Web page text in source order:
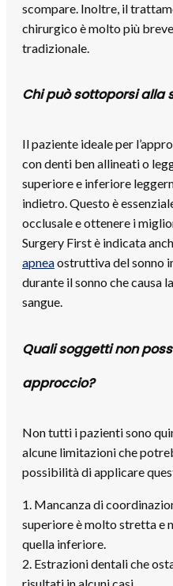
scompare. Inoltre, il
chirurgico è molto più
tradizionale.
Chi può sottoporsi alla
Il paziente ideale per
con denti ben allineati o
superiore e inferiore
indietro. Questo è
occlusale e ottenere i
Surgery First è indicata
apneaostruttiva del sonno
durante il sonno che causa
sangue.
Quali soggetti non
approccio?
Non tutti i pazienti sono
alcune limitazioni che
possibilità di applicare
1. Mancanza di
superiore è molto stretta e
quella inferiore.
2. Estrazioni dentali che
risultati in alcuni casi.